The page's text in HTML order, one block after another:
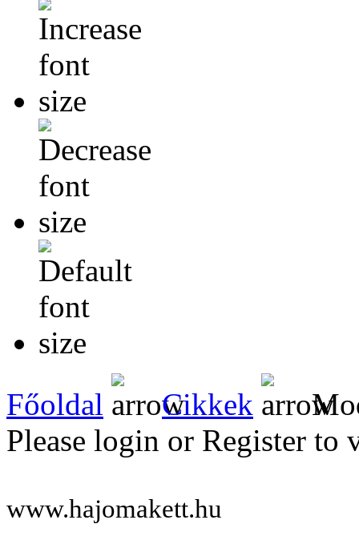
Főoldal Cikkek
Please login or Register to
www.hajomakett.hu